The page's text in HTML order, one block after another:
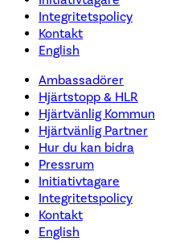
Integritetspolicy
Kontakt
English
Ambassadörer
Hjärtstopp & HLR
Hjärtvänlig Kommun
Hjärtvänlig Partner
Hur du kan bidra
Pressrum
Initiativtagare
Integritetspolicy
Kontakt
English